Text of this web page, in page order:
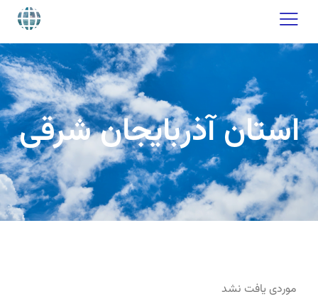
استان آذربایجان شرقی
موردی یافت نشد